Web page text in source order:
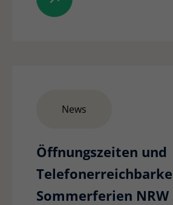
News
Öffnungszeiten und
Sommerferien NRW